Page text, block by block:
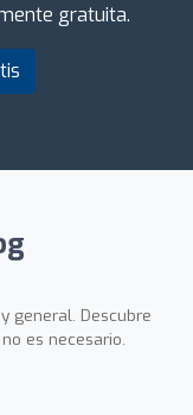
gratuita.
general. Descubre
es necesario.